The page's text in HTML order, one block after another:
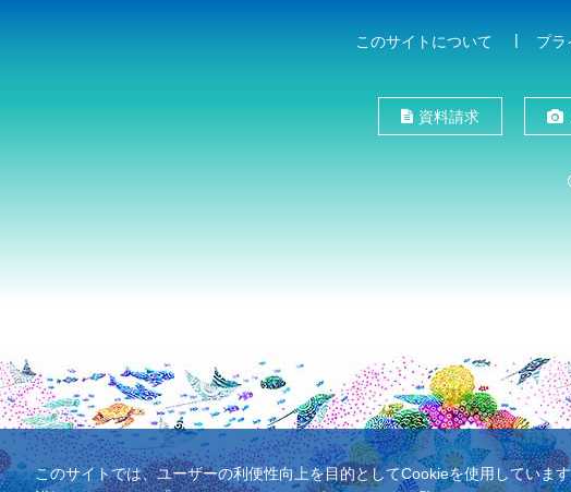
このサイトについて プラ
資料請求
このサイトでは、ユーザーの利便性向上を目的としてCookieを使用してい